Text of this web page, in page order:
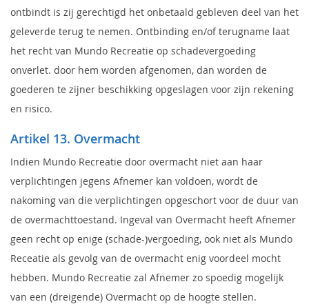
ontbindt is zij gerechtigd het onbetaald gebleven deel van het
geleverde terug te nemen. Ontbinding en/of terugname laat
het recht van Mundo Recreatie op schadevergoeding
onverlet. door hem worden afgenomen, dan worden de
goederen te zijner beschikking opgeslagen voor zijn rekening
en risico.
Artikel 13. Overmacht
Indien Mundo Recreatie door overmacht niet aan haar
verplichtingen jegens Afnemer kan voldoen, wordt de
nakoming van die verplichtingen opgeschort voor de duur van
de overmachttoestand. Ingeval van Overmacht heeft Afnemer
geen recht op enige (schade-)vergoeding, ook niet als Mundo
Receatie als gevolg van de overmacht enig voordeel mocht
hebben. Mundo Recreatie zal Afnemer zo spoedig mogelijk
van een (dreigende) Overmacht op de hoogte stellen.